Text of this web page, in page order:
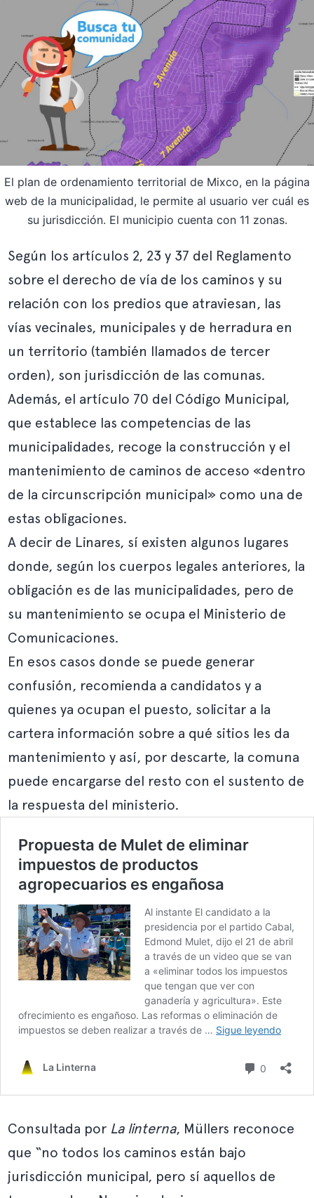
El plan de ordenamiento territorial de Mixco, en la página
web de la municipalidad, le permite al usuario ver cuál es
su jurisdicción. El municipio cuenta con 11 zonas.
Según los artículos 2, 23 y 37 del Reglamento
sobre el derecho de vía de los caminos y su
relación con los predios que atraviesan, las
vías vecinales, municipales y de herradura en
un territorio (también llamados de tercer
orden), son jurisdicción de las comunas.
Además, el artículo 70 del Código Municipal,
que establece las competencias de las
municipalidades, recoge la construcción y el
mantenimiento de caminos de acceso «dentro
de la circunscripción municipal» como una de
estas obligaciones.
A decir de Linares, sí existen algunos lugares
donde, según los cuerpos legales anteriores, la
obligación es de las municipalidades, pero de
su mantenimiento se ocupa el Ministerio de
Comunicaciones.
En esos casos donde se puede generar
confusión, recomienda a candidatos y a
quienes ya ocupan el puesto, solicitar a la
cartera información sobre a qué sitios les da
mantenimiento y así, por descarte, la comuna
puede encargarse del resto con el sustento de
la respuesta del ministerio.
Consultada por La linterna, Müllers reconoce
que “no todos los caminos están bajo
jurisdicción municipal, pero sí aquellos de